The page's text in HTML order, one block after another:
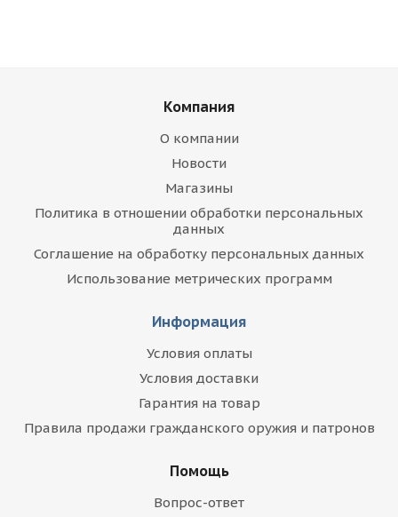
Компания
О компании
Новости
Магазины
Политика в отношении обработки персональных
данных
Соглашение на обработку персональных данных
Использование метрических программ
Информация
Условия оплаты
Условия доставки
Гарантия на товар
Правила продажи гражданского оружия и патронов
Помощь
Вопрос-ответ